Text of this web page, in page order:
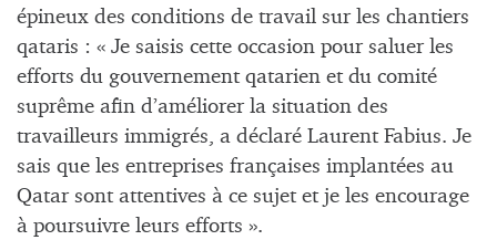
épineux des conditions de travail sur les chantiers
qataris : « Je saisis cette occasion pour saluer les
efforts du gouvernement qatarien et du comité
suprême afin d’améliorer la situation des
travailleurs immigrés, a déclaré Laurent Fabius. Je
sais que les entreprises françaises implantées au
Qatar sont attentives à ce sujet et je les encourage
à poursuivre leurs efforts ».